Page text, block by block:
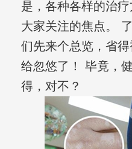
是，各种各样的治
大家关注的焦点。
们先来个总览，省
给忽悠了！ 毕竟，
得，对不？